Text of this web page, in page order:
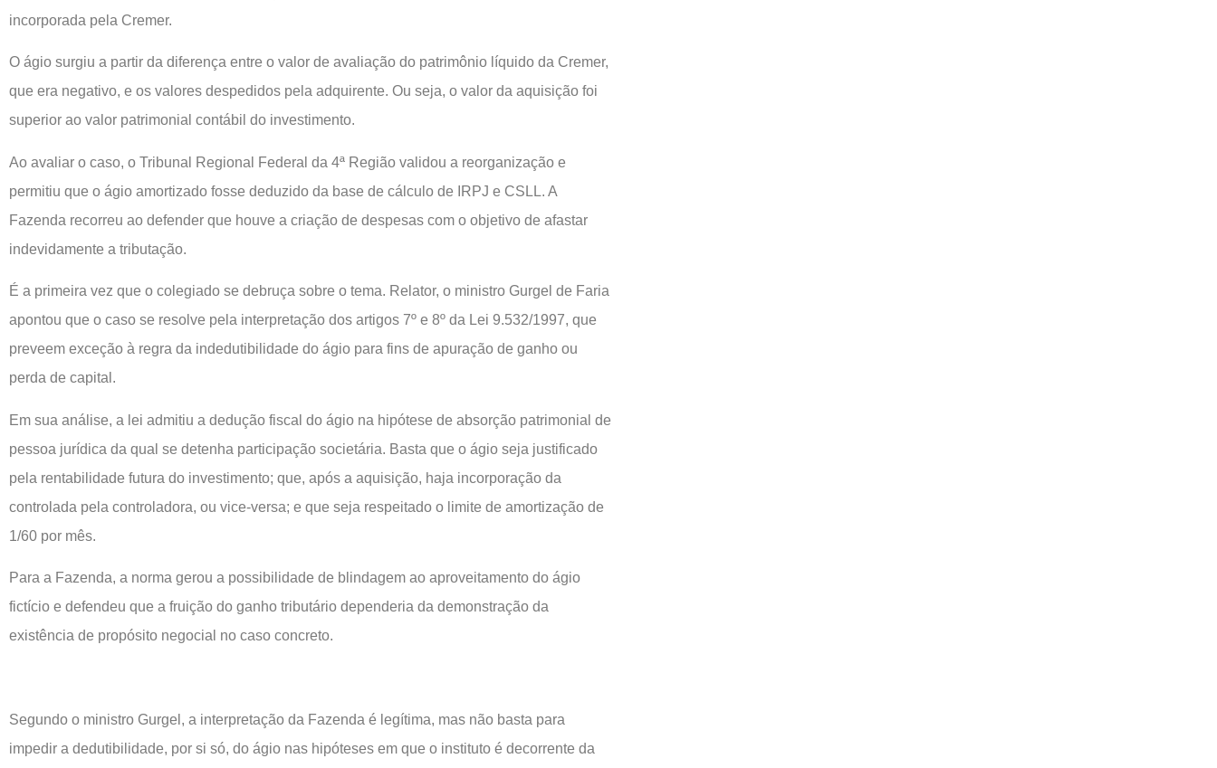
incorporada pela Cremer.
O ágio surgiu a partir da diferença entre o valor de avaliação do patrimônio líquido da Cremer,
que era negativo, e os valores despedidos pela adquirente. Ou seja, o valor da aquisição foi
superior ao valor patrimonial contábil do investimento.
Ao avaliar o caso, o Tribunal Regional Federal da 4ª Região validou a reorganização e
permitiu que o ágio amortizado fosse deduzido da base de cálculo de IRPJ e CSLL. A
Fazenda recorreu ao defender que houve a criação de despesas com o objetivo de afastar
indevidamente a tributação.
É a primeira vez que o colegiado se debruça sobre o tema. Relator, o ministro Gurgel de Faria
apontou que o caso se resolve pela interpretação dos artigos 7º e 8º da Lei 9.532/1997, que
preveem exceção à regra da indedutibilidade do ágio para fins de apuração de ganho ou
perda de capital.
Em sua análise, a lei admitiu a dedução fiscal do ágio na hipótese de absorção patrimonial de
pessoa jurídica da qual se detenha participação societária. Basta que o ágio seja justificado
pela rentabilidade futura do investimento; que, após a aquisição, haja incorporação da
controlada pela controladora, ou vice-versa; e que seja respeitado o limite de amortização de
1/60 por mês.
Para a Fazenda, a norma gerou a possibilidade de blindagem ao aproveitamento do ágio
fictício e defendeu que a fruição do ganho tributário dependeria da demonstração da
existência de propósito negocial no caso concreto.
Segundo o ministro Gurgel, a interpretação da Fazenda é legítima, mas não basta para
impedir a dedutibilidade, por si só, do ágio nas hipóteses em que o instituto é decorrente da